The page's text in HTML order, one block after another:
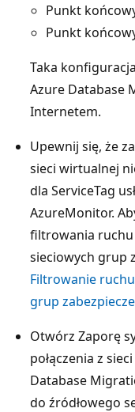
Punkt
Punkt
Taka
Azure Database
Internetem.
Upewnij się, że
sieci wirtualnej
dla ServiceTag
AzureMonitor.
filtrowania
sieciowych grup
Filtrowanie
grup
Otwórz Zaporę
połączenia z
Database
do źródłowego